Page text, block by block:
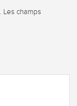
Les champs